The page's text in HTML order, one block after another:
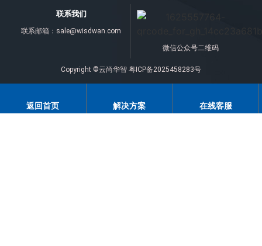
联系我们
联系邮箱： sale@wisdwan.com
微信公众号二维码
Copyright ©云尚华智 粤ICP备2025458283号
返回首页 解决方案 在线客服